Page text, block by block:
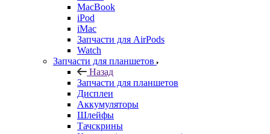
iMac
Запчасти для AirPods
Watch
Запчасти для планшетов
Назад
Запчасти для планшетов
Дисплеи
Аккумуляторы
Шлейфы
Тачскрины
Корпуса (задние крышки)
Explay